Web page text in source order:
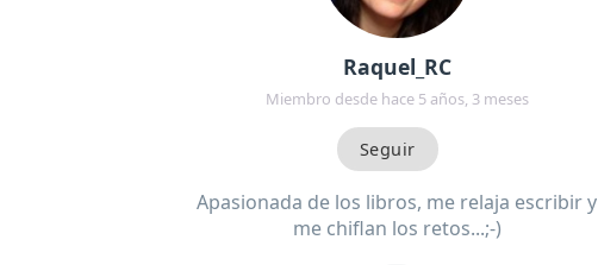
Raquel_RC
Miembro desde hace 5 años, 3 meses
Apasionada de los libros, me relaja escribir y
me chiflan los retos...;-)